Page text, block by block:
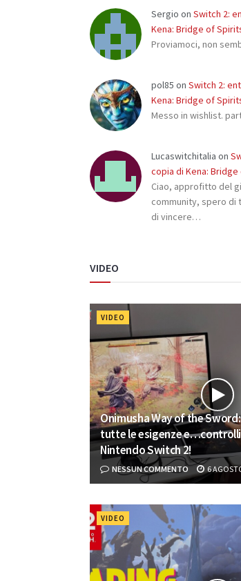
Sergio on Switch 2:
Kena: Bridge of
Proviamoci, non
pol85 on Switch 2:
Kena: Bridge of
Messo in wishlist.
Lucaswitchitalia on
copia di Kena:
Ciao, approfitto del
community, spero di
di vincere…
VIDEO
VIDEO
Onimusha Way of the
tutte le esigenze
Nintendo Switch 2!
NESSUN COMMENTO 6
VIDEO